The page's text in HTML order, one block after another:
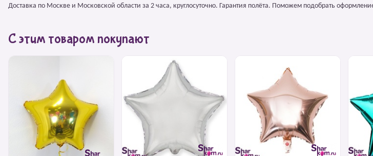
Доставка по Москве и Московской области за 2 часа, круглосуточно. Гарантия полёта. Поможем подобрать
С этим товаром покупают